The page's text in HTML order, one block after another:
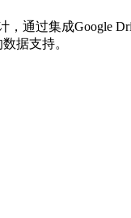
通过集成Google
据支持。